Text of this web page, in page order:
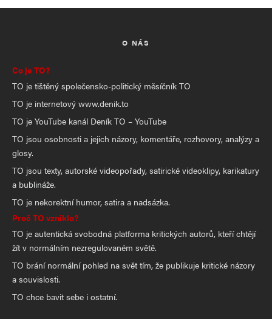
O NÁS
Co je TO?
TO je tištěný společensko-politický měsíčník TO
TO je internetový www.denik.to
TO je YouTube kanál Deník TO – YouTube
TO jsou osobnosti a jejich názory, komentáře, rozhovory, analýzy a
glosy.
TO jsou texty, autorské videopořady, satirické videoklipy, karikatury
a bublináže.
TO je nekorektní humor, satira a nadsázka.
Proč TO vzniklo?
TO je autentická svobodná platforma kritických autorů, kteří chtějí
žít v normálním nezregulovaném světě.
TO brání normální pohled na svět tím, že publikuje kritické názory
a souvislosti.
TO chce bavit sebe i ostatní.